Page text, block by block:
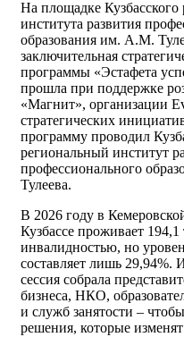
На площадке Кузбасского
института развития
образования им. А.М.
заключительная
программы «Эстафета
прошла при поддержке
«Магнит», организации
стратегических
программу проводил
региональный институт
профессионального
Тулеева.
В 2026 году в
Кузбассе проживает 194,1
инвалидностью, но
составляет лишь 29,94%.
сессия собрала
бизнеса, НКО,
и служб занятости –
решения, которые изменят